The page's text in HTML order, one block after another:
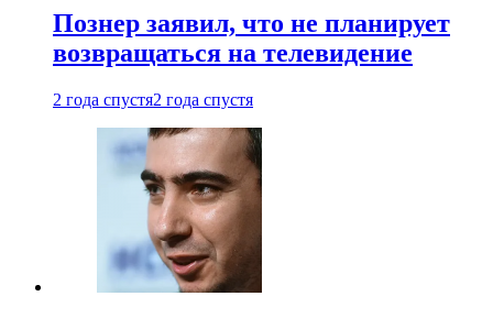
Познер заявил, что не планирует
возвращаться на телевидение
2 года спустя2 года спустя